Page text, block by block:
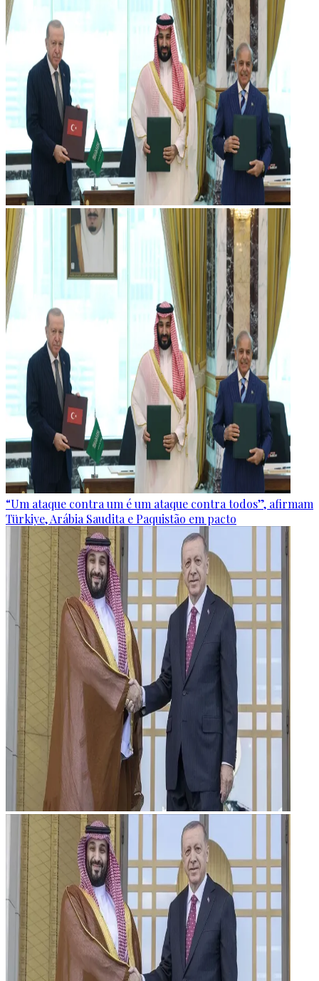
“Um ataque contra um é um ataque contra todos”, afirmam
Türkiye, Arábia Saudita e Paquistão em pacto